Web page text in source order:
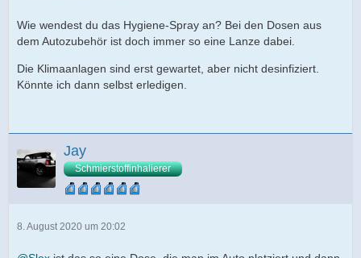
Wie wendest du das Hygiene-Spray an? Bei den Dosen aus
dem Autozubehör ist doch immer so eine Lanze dabei.
Die Klimaanlagen sind erst gewartet, aber nicht desinfiziert.
Könnte ich dann selbst erledigen.
Jay
Schmierstoffinhalierer
8. August 2020 um 20:02